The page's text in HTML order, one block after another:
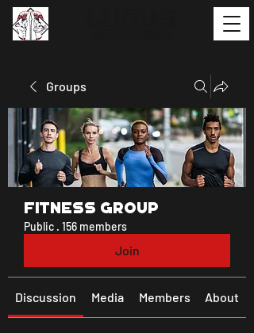
Groups
Fitness Group
Public · 156 members
Join
Discussion Media Members About